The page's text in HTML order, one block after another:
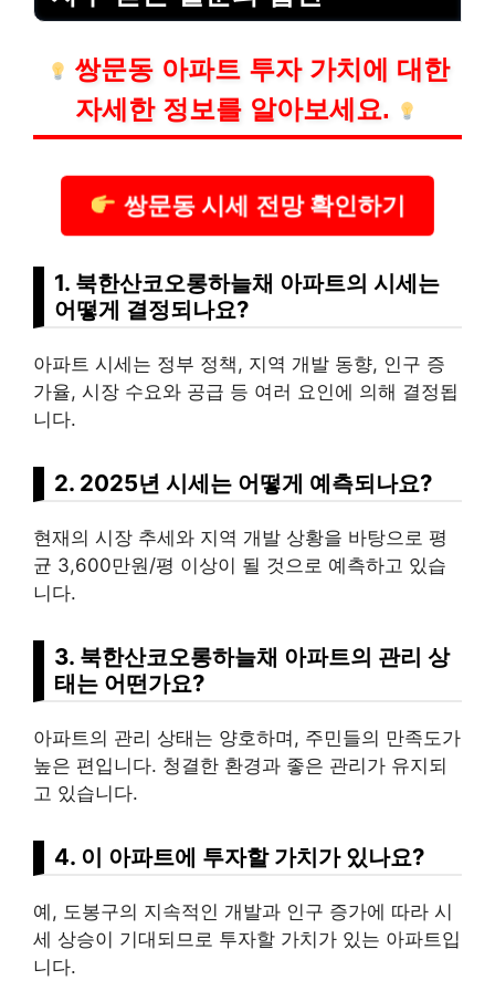
쌍문동 아파트 투자 가치에 대한
자세한 정보를 알아보세요.
쌍문동 시세 전망 확인하기
1. 북한산코오롱하늘채 아파트의 시세는
어떻게 결정되나요?
아파트 시세는 정부 정책, 지역 개발 동향, 인구 증
가율, 시장 수요와 공급 등 여러 요인에 의해 결정됩
니다.
2. 2025년 시세는 어떻게 예측되나요?
현재의 시장 추세와 지역 개발 상황을 바탕으로 평
균 3,600만원/평 이상이 될 것으로 예측하고 있습
니다.
3. 북한산코오롱하늘채 아파트의 관리 상
태는 어떤가요?
아파트의 관리 상태는 양호하며, 주민들의 만족도가
높은 편입니다. 청결한 환경과 좋은 관리가 유지되
고 있습니다.
4. 이 아파트에 투자할 가치가 있나요?
예, 도봉구의 지속적인 개발과 인구 증가에 따라 시
세 상승이 기대되므로 투자할 가치가 있는 아파트입
니다.